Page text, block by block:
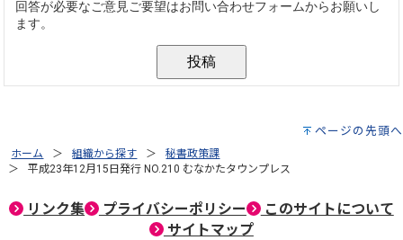
ページの先頭へ
ホーム 組織から探す
秘書政策課
平成23年12月15日発行 NO.210 むなかたタウンプレス
リンク集 プライバシーポリシー
このサイトについて
サイトマップ